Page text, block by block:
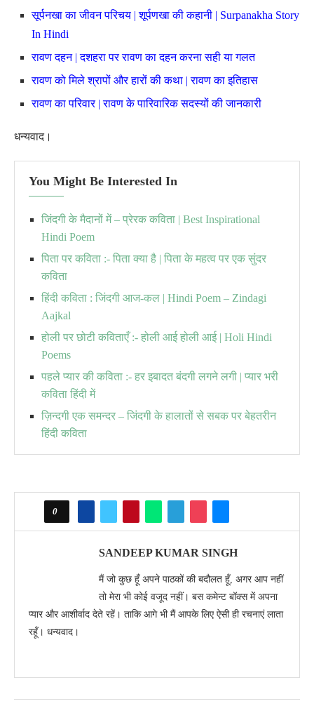
सूर्पनखा का जीवन परिचय | शूर्पणखा की कहानी | Surpanakha Story
In Hindi
रावण दहन | दशहरा पर रावण का दहन करना सही या गलत
रावण को मिले श्रापों और हारों की कथा | रावण का इतिहास
रावण का परिवार | रावण के पारिवारिक सदस्यों की जानकारी
धन्यवाद।
You Might Be Interested In
जिंदगी के मैदानों में – प्रेरक कविता | Best Inspirational
Hindi Poem
पिता पर कविता :- पिता क्या है | पिता के महत्व पर एक सुंदर
कविता
हिंदी कविता : जिंदगी आज-कल | Hindi Poem – Zindagi
Aajkal
होली पर छोटी कविताएँ :- होली आई होली आई | Holi Hindi
Poems
पहले प्यार की कविता :- हर इबादत बंदगी लगने लगी | प्यार भरी
कविता हिंदी में
ज़िन्दगी एक समन्दर – जिंदगी के हालातों से सबक पर बेहतरीन
हिंदी कविता
0
SANDEEP KUMAR SINGH
मैं जो कुछ हूँ अपने पाठकों की बदौलत हूँ, अगर आप नहीं
तो मेरा भी कोई वजूद नहीं। बस कमेन्ट बॉक्स में अपना
प्यार और आशीर्वाद देते रहें। ताकि आगे भी मैं आपके लिए ऐसी ही रचनाएं लाता
रहूँ। धन्यवाद।